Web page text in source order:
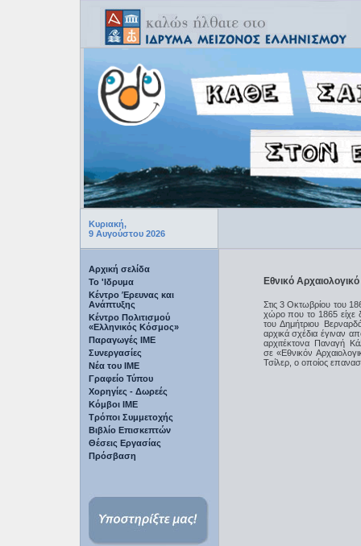
Κυριακή,
9 Αυγούστου 2026
Αρχική σελίδα
Το 'Ιδρυμα
Κέντρο Έρευνας και
Ανάπτυξης
Κέντρο Πολιτισμού
«Ελληνικός Κόσμος»
Παραγωγές IME
Συνεργασίες
Νέα του ΙΜΕ
Γραφείο Τύπου
Χορηγίες - Δωρεές
Κόμβοι ΙΜΕ
Τρόποι Συμμετοχής
Βιβλίο Επισκεπτών
Θέσεις Εργασίας
Πρόσβαση
Εθνικό
Στις 3 Οκτωβρίου του
χώρο που το 1865 είχε
του Δημήτριου
αρχικά σχέδια έγιναν
αρχιτέκτονα Παναγή
σε «Εθνικόν
Τσίλερ, ο οποίος